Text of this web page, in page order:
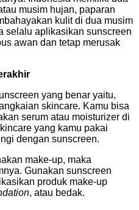
musim hujan, paparan
kulit di dua musim
selalu aplikasikan sunscreen
awan dan tetap merusak
yang benar yaitu,
skincare. Kamu bisa
serum atau moisturizer di
yang kamu pakai
dengan sunscreen.
make-up, maka
Gunakan sunscreen
produk make-up
, atau bedak.